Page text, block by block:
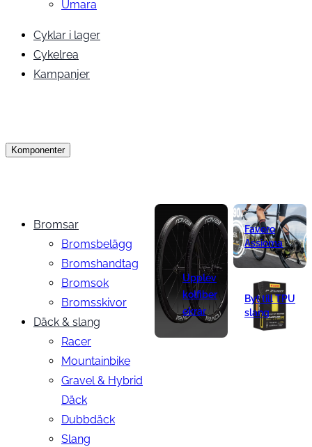
Umara
Cyklar i lager
Cykelrea
Kampanjer
Komponenter
Bromsar
Bromsbelägg
Bromshandtag
Bromsok
Bromsskivor
Däck & slang
Racer
Mountainbike
Gravel & Hybrid
Däck
Dubbdäck
Slang
Upplev
kolfiber
ekrar
Favero
Assioma
Byt till TPU
slang